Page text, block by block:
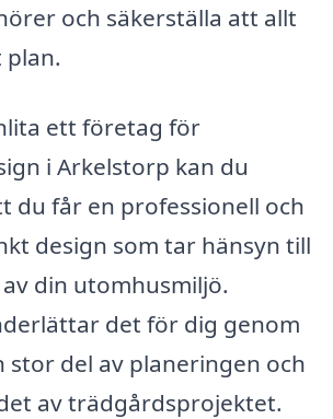
och säkerställa att allt
ett företag för
i Arkelstorp kan du
du får en professionell och
design som tar hänsyn till
din utomhusmiljö.
det för dig genom
stor del av planeringen och
av trädgårdsprojektet.